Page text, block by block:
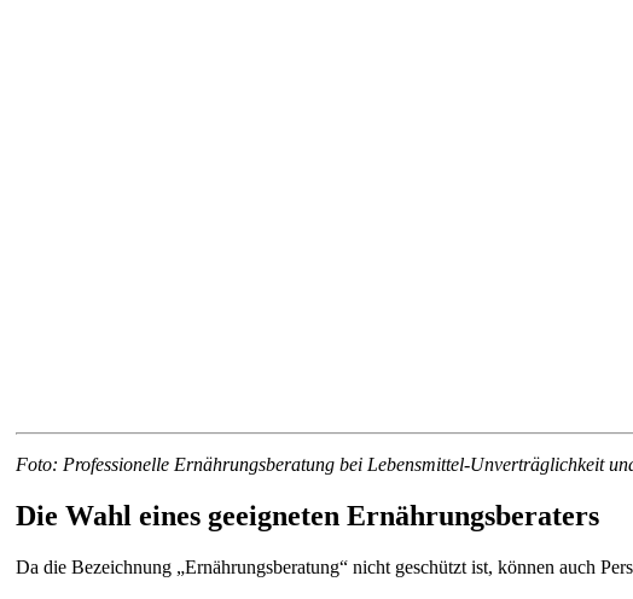
Foto: Professionelle Ernährungsberatung bei Lebensmittel-Unverträglichkeit
Die Wahl eines geeigneten Ernährungsberaters
Da die Bezeichnung „Ernährungsberatung“ nicht geschützt ist, können auch